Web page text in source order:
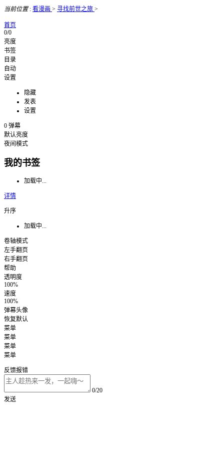
当前位置: 看漫画 > 寻找前世之旅 >
首页
0/0
亮度
书签
目录
自动
设置
隐藏
发表
设置
0 弹幕
默认亮度
夜间模式
我的书签
加载中...
详情
升序
加载中...
卷轴模式
左手翻页
右手翻页
帮助
透明度
100%
速度
100%
弹幕头像
恢复默认
菜单
菜单
菜单
菜单
反馈报错
0/20
发送